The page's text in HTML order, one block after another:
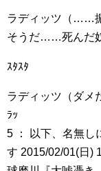
ラディッツ（……
そうだ……死んだ
ｽﾀｽﾀ
ラディッツ（ダ
ﾗｯ
5 ： 以下、名無し
す 2015/02/01(日)